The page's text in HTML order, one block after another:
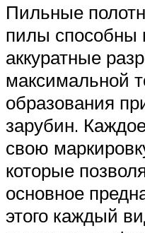
Пильные
пилы способны
аккуратные
максимальной
образования
зарубин.
свою
которые
основное
этого каждый